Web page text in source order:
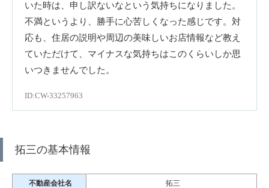
いた時は、申し訳ないなという気持ちになりました。
不満というより、勝手に心苦しくなった感じです。対
応も、住居の説明や周辺の美味しいお店情報など教え
ていただけて、マイナスな気持ちはこのくらいしか思
いつきませんでした。
ID:CW-33257963
拓三の基本情報
不動産会社名 拓三